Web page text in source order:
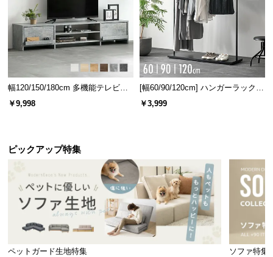
フレームの内寸
横幅 奥行き
こだわりの背面化粧仕上げ
ヘッドボード背面も同一の板材で仕上げています。
どこから見ても美しく、お部屋の雰囲気を損ねませ
ん。
幅120/150/180cm 多機能テレビボ
ード 木目/石目調 オープン収納・
引き出し収納付き
￥9,998
[幅60/90/120cm] ハンガーラック
スチール 4段階高さ調節 サイドフ
ック オープンラック シンプル
￥3,999
ピックアップ特集
ペットガード生地特集 ソファ特集